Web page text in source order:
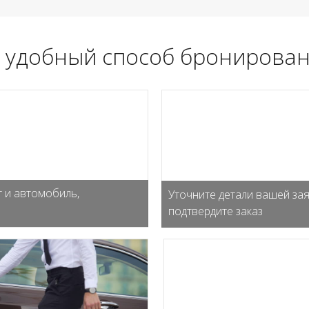
способ
автомобиль,
Уточните детали вашей
подтвердите заказ